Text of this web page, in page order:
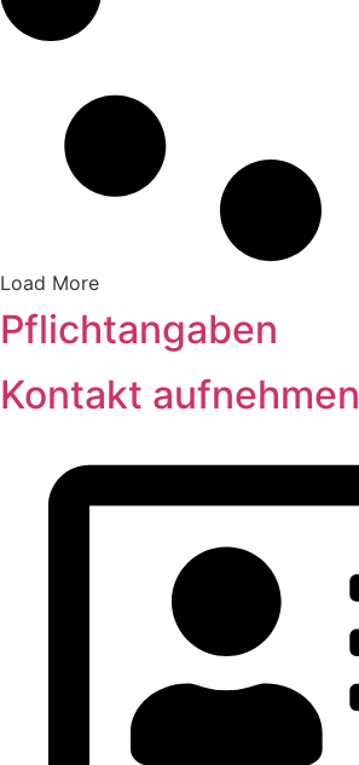
Load More
Pflichtangaben
Kontakt aufnehmen